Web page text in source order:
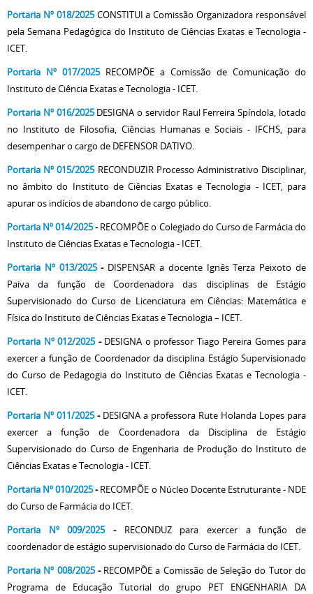
Portaria Nº 018/2025 CONSTITUI a Comissão Organizadora responsável
pela Semana Pedagógica do Instituto de Ciências Exatas e Tecnologia -
ICET.
Portaria Nº 017/2025 RECOMPÕE a Comissão de Comunicação do
Instituto de Ciência Exatas e Tecnologia - ICET.
Portaria Nº 016/2025 DESIGNA o servidor Raul Ferreira Spíndola, lotado
no Instituto de Filosofia, Ciências Humanas e Sociais - IFCHS, para
desempenhar o cargo de DEFENSOR DATIVO.
Portaria Nº 015/2025 RECONDUZIR Processo Administrativo Disciplinar,
no âmbito do Instituto de Ciências Exatas e Tecnologia - ICET, para
apurar os indícios de abandono de cargo público.
Portaria Nº 014/2025-RECOMPÕE o Colegiado do Curso de Farmácia do
Instituto de Ciências Exatas e Tecnologia - ICET.
Portaria Nº 013/2025- DISPENSAR a docente Ignês Terza Peixoto de
Paiva da função de Coordenadora das disciplinas de Estágio
Supervisionado do Curso de Licenciatura em Ciências: Matemática e
Física do Instituto de Ciências Exatas e Tecnologia – ICET.
Portaria Nº 012/2025- DESIGNA o professor Tiago Pereira Gomes para
exercer a função de Coordenador da disciplina Estágio Supervisionado
do Curso de Pedagogia do Instituto de Ciências Exatas e Tecnologia -
ICET.
Portaria Nº 011/2025- DESIGNA a professora Rute Holanda Lopes para
exercer a função de Coordenadora da Disciplina de Estágio
Supervisionado do Curso de Engenharia de Produção do Instituto de
Ciências Exatas e Tecnologia - ICET.
Portaria Nº 010/2025-RECOMPÕE o Núcleo Docente Estruturante - NDE
do Curso de Farmácia do ICET.
Portaria Nº 009/2025- RECONDUZ para exercer a função de
coordenador de estágio supervisionado do Curso de Farmácia do ICET.
Portaria Nº 008/2025- RECOMPÕE a Comissão de Seleção do Tutor do
Programa de Educação Tutorial do grupo PET ENGENHARIA DA